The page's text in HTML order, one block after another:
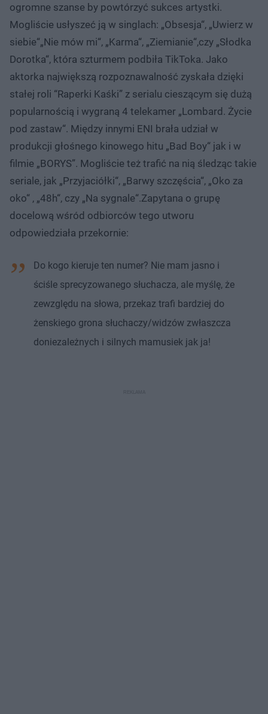
ogromne szanse by powtórzyć sukces artystki.
Mogliście usłyszeć ją w singlach: „Obsesja“, „Uwierz w
siebie“„Nie mów mi“, „Karma“, „Ziemianie“,czy „Słodka
Dorotka“, która szturmem podbiła TikToka. Jako
aktorka największą rozpoznawalność zyskała dzięki
stałej roli “Raperki Kaśki” z serialu cieszącym się dużą
popularnością i wygraną 4 telekamer „Lombard. Życie
pod zastaw“. Między innymi ENI brała udział w
produkcji głośnego kinowego hitu „Bad Boy“ jak i w
filmie „BORYS”. Mogliście też trafić na nią śledząc takie
seriale, jak „Przyjaciółki“, „Barwy szczęścia“, „Oko za
oko“ , „48h“, czy „Na sygnale“.Zapytana o grupę
docelową wśród odbiorców tego utworu
odpowiedziała przekornie:
Do kogo kieruje ten numer? Nie mam jasno i
ściśle sprecyzowanego słuchacza, ale myślę, że
zewzględu na słowa, przekaz trafi bardziej do
żenskiego grona słuchaczy/widzów zwłaszcza
doniezależnych i silnych mamusiek jak ja!